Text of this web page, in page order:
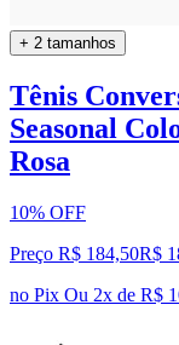
+ 2 tamanhos
Tênis
Seasonal
Rosa
10% OFF
Preço R$ 184,50R$
no Pix Ou 2x de R$